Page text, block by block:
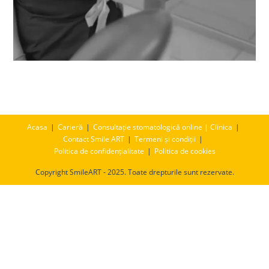
Acasa Carieră
Consultație stomatologică online | Clinica
Contact Smile ART
Termeni și condiții
Politica de confidențialitate
Politica de cookies
Copyright SmileART - 2025. Toate drepturile sunt rezervate.